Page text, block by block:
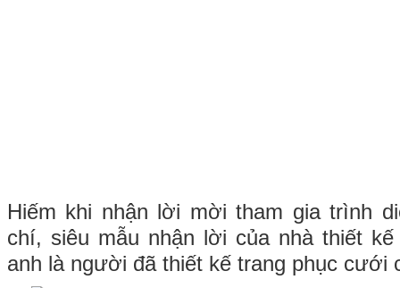
Hiếm khi nhận lời mời tham gia trình
chí, siêu mẫu nhận lời của nhà thiết
anh là người đã thiết kế trang phục cưới